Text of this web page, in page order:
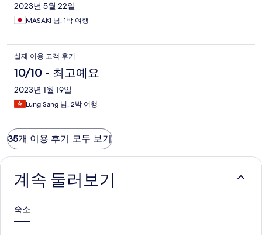
2023년 5월 22일
MASAKI 님, 1박 여행
실제 이용 고객 후기
10/10 - 최고예요
2023년 1월 19일
Lung Sang 님, 2박 여행
35개 이용 후기 모두 보기
계속 둘러보기
숙소